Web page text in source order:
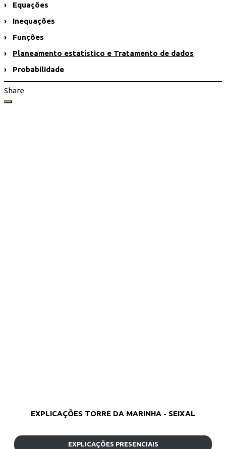
› Equações
› Inequações
› Funções
› Planeamento estatístico e Tratamento de dados
› Probabilidade
Share
EXPLICAÇÕES TORRE DA MARINHA - SEIXAL
EXPLICAÇÕES PRESENCIAIS